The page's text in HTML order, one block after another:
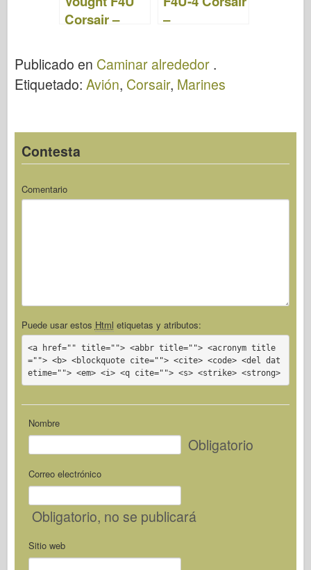
Corsair –
–
Publicado en Caminar alrededor .
Etiquetado: Avión, Corsair, Marines
Contesta
Comentario
Puede usar estos Html etiquetas y atributos:
<a href="" title=""> <abbr title=""> <acronym title
=""> <b> <blockquote cite=""> <cite> <code> <del dat
etime=""> <em> <i> <q cite=""> <s> <strike> <strong>
Nombre
Obligatorio
Correo electrónico
Obligatorio, no se publicará
Sitio web